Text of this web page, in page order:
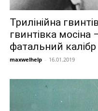
Трилінійна
гвинтівка мосіна
фатальний калібр
maxwelhelp - 16.01.2019